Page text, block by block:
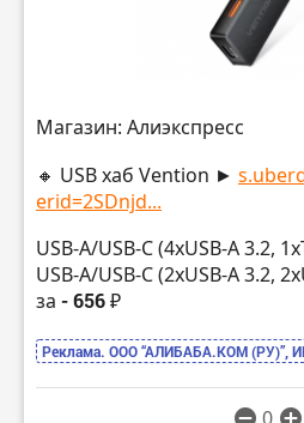
Магазин: Алиэкспресс
🔸 USB хаб Vention ►
erid=2SDnjd...
USB-А/USB-C (4xUSB-А 3.2,
USB-А/USB-C (2xUSB-А 3.2,
за - 656 ₽
Реклама. ООО “АЛИБАБА.КОМ (РУ)”,